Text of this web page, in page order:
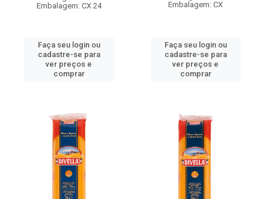
Embalagem: CX 24
Faça seu login ou
cadastre-se para
ver preços e
comprar
Embalagem: CX
Faça seu login ou
cadastre-se para
ver preços e
comprar